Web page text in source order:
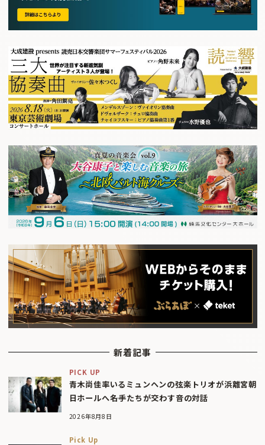
新着記事
PICK UP
青木尚佳率いるミュンヘンの弦楽トリオが浜離宮朝
日ホールへ――名手たちが交わす音の対話
2026年8月8日
Pick Up